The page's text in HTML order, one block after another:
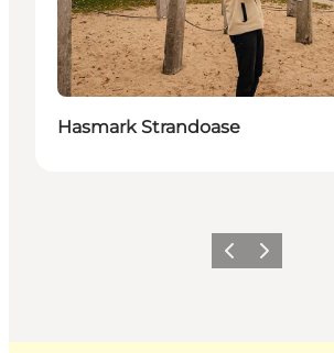
Hasmark Strandoase
ForrigeNæste